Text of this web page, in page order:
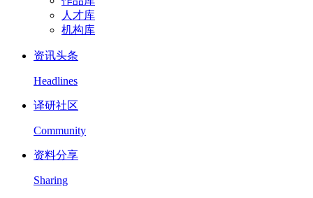
人才库
机构库
资讯头条
Headlines
译研社区
Community
资料分享
Sharing